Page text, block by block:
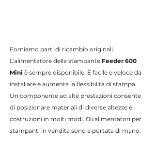
Forniamo parti di ricambio originali.
L'alimentatore della stampante Feeder 600
Mini è sempre disponibile. È facile e veloce da
installare e aumenta la flessibilità di stampa.
Un componente ad alte prestazioni consente
di posizionare materiali di diverse altezze e
costruzioni in molti modi. Gli alimentatori per
stampanti in vendita sono a portata di mano.